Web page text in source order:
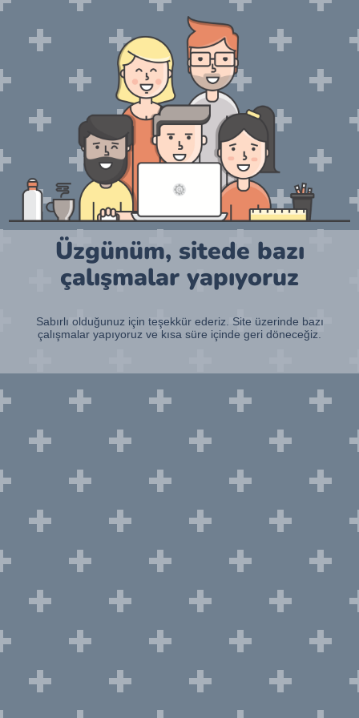
Üzgünüm, sitede bazı
çalışmalar yapıyoruz
Sabırlı olduğunuz için teşekkür ederiz. Site üzerinde bazı
çalışmalar yapıyoruz ve kısa süre içinde geri döneceğiz.